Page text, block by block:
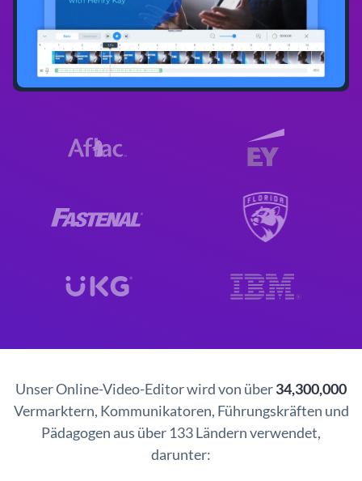
Unser Online-Video-Editor wird von über34,300,000
Vermarktern, Kommunikatoren, Führungskräften und
Pädagogen aus über 133 Ländern verwendet,
darunter: